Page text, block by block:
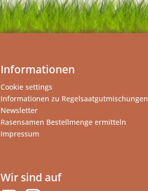
Informationen
Cookie settings
Informationen zu Regelsaatgutmischungen
Newsletter
Rasensamen Bestellmenge ermitteln
Impressum
Wir sind auf